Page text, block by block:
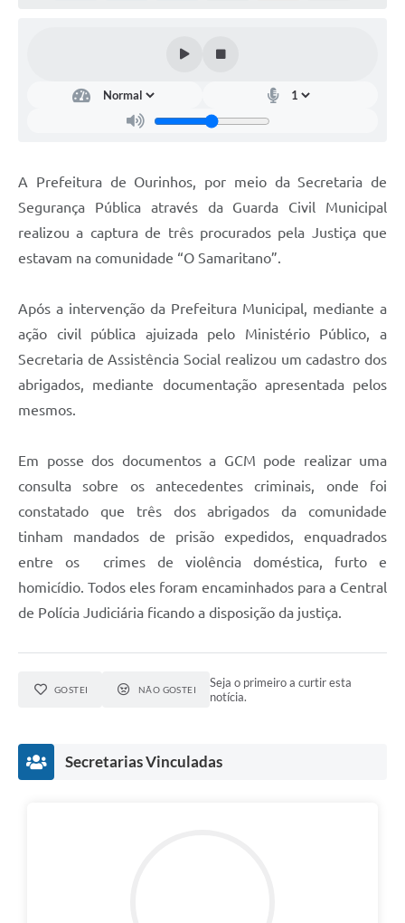
A Prefeitura de Ourinhos, por meio da Secretaria de
Segurança Pública através da Guarda Civil Municipal
realizou a captura de três procurados pela Justiça que
estavam na comunidade “O Samaritano”.
Após a intervenção da Prefeitura Municipal, mediante a
ação civil pública ajuizada pelo Ministério Público, a
Secretaria de Assistência Social realizou um cadastro dos
abrigados, mediante documentação apresentada pelos
mesmos.
Em posse dos documentos a GCM pode realizar uma
consulta sobre os antecedentes criminais, onde foi
constatado que três dos abrigados da comunidade
tinham mandados de prisão expedidos, enquadrados
entre os crimes de violência doméstica, furto e
homicídio. Todos eles foram encaminhados para a Central
de Polícia Judiciária ficando a disposição da justiça.
GOSTEI NÃO GOSTEI
Seja o primeiro a curtir esta
notícia.
Secretarias Vinculadas